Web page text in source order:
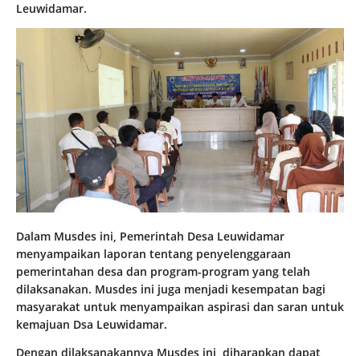
Leuwidamar.
Dalam Musdes ini, Pemerintah Desa Leuwidamar
menyampaikan laporan tentang penyelenggaraan
pemerintahan desa dan program-program yang telah
dilaksanakan. Musdes ini juga menjadi kesempatan bagi
masyarakat untuk menyampaikan aspirasi dan saran untuk
kemajuan Dsa Leuwidamar.
Dengan dilaksanakannya Musdes ini, diharapkan dapat